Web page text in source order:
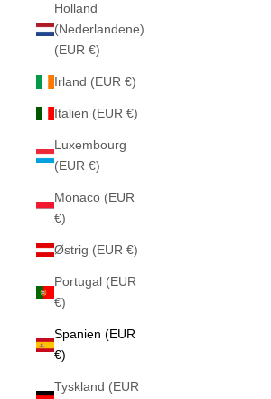
Holland
(Nederlandene)
(EUR €)
Irland (EUR €)
Italien (EUR €)
Luxembourg
(EUR €)
Monaco (EUR
€)
Østrig (EUR €)
Portugal (EUR
€)
Spanien (EUR
€)
Tyskland (EUR